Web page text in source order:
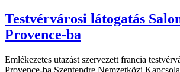
Testvérvárosi látogatás
Provence-ba
Emlékezetes utazást szervezett francia